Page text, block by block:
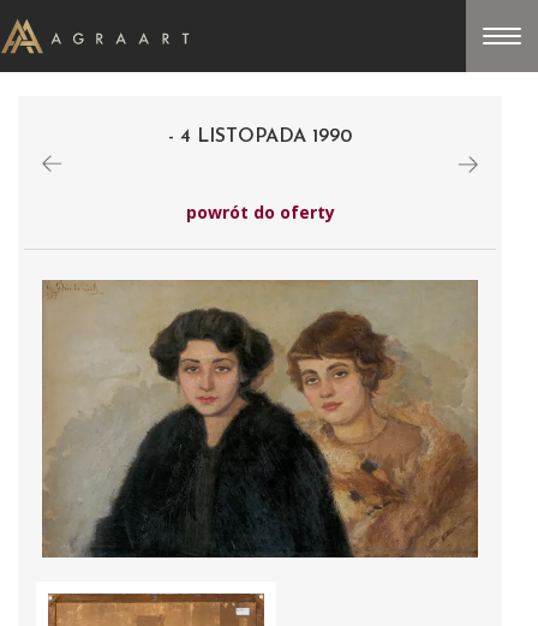
- 4 LISTOPADA 1990
powrót do oferty